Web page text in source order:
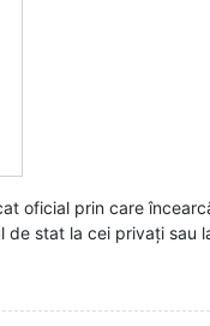
oficial prin care
stat la cei privați sau